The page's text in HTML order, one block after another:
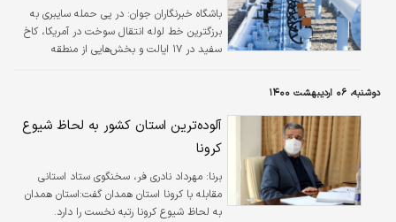
باشگاه خبرنگاران جوان: در پی حمله سایبری به
برزگترین خط لوله انتقال سوخت در آمریکا، کاخ
سفید در ۱۷ ایالت و بخش‌هایی از منطقه
دوشنبه، ۰۶ اردیبهشت ۱۴۰۰
آلوده‌ترین استان کشور به لحاظ شیوع
کرونا
برنا: مهرداد نادری فر، سخنگوی ستاد استانی
مقابله با کرونا استان همدان گفت:استان همدان
به لحاظ شیوع کرونا رتبه نخست را دارد.